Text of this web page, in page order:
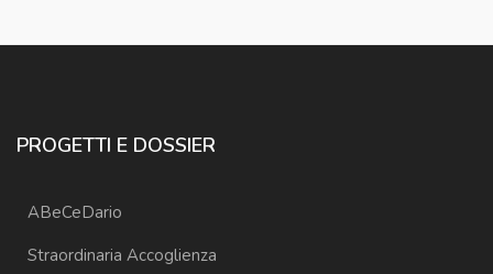
PROGETTI E DOSSIER
ABeCeDario
Straordinaria Accoglienza